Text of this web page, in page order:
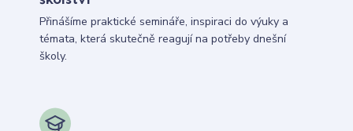
Přinášíme praktické semináře, inspiraci do výuky a
témata, která skutečně reagují na potřeby dnešní
školy.